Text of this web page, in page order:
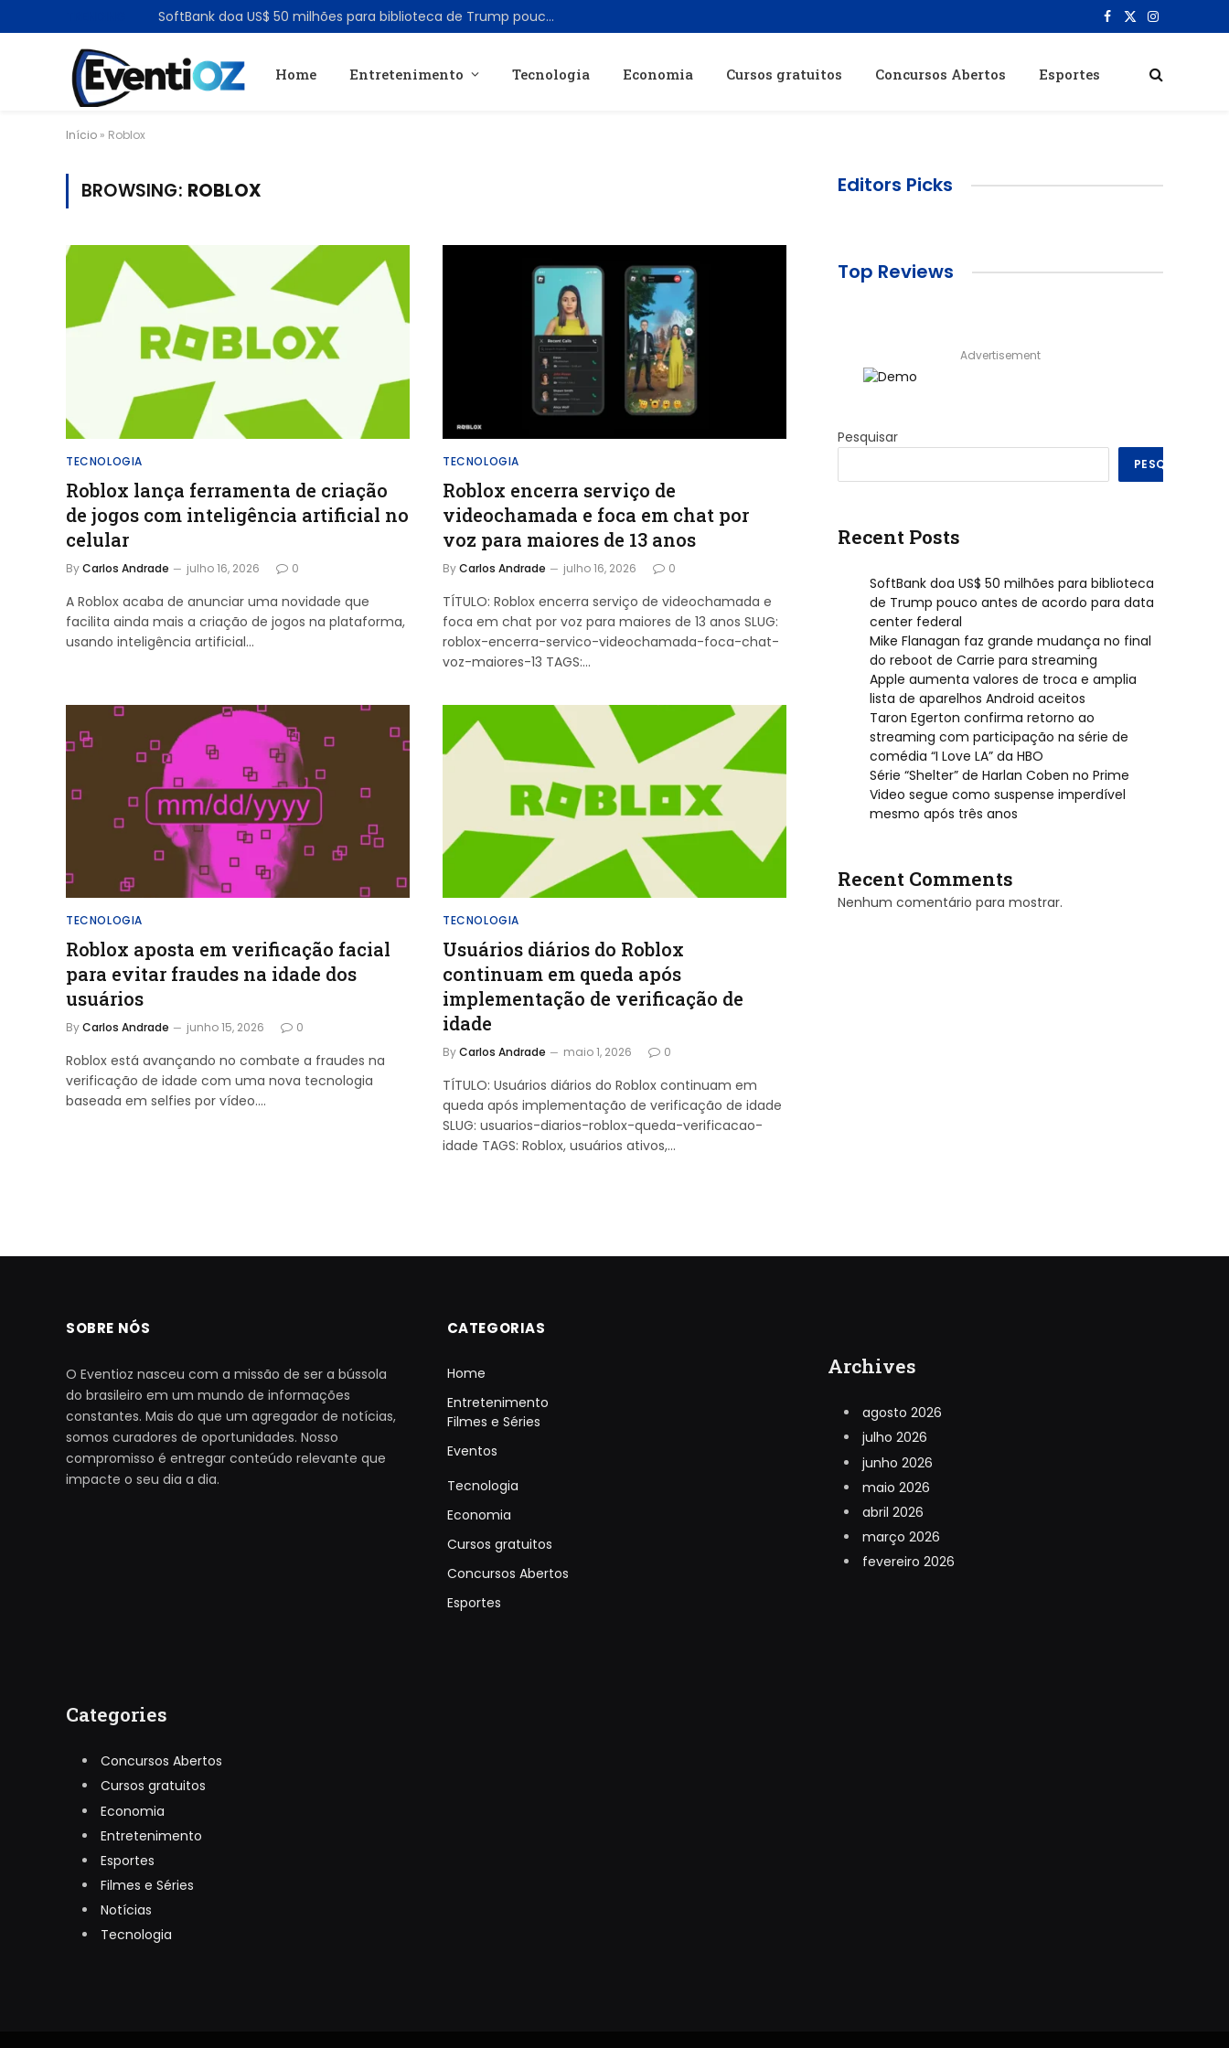
SoftBank doa US$ 50 milhões para biblioteca de Trump pouco antes de acordo para data center federal Facebook
X
Instagram
Home Entretenimento Tecnologia Economia Cursos gratuitos Concursos Abertos Esportes
Início » Roblox
BROWSING: ROBLOX
TECNOLOGIA
Roblox lança ferramenta de criação
de jogos com inteligência artificial no
celular
ByCarlos Andrade julho 16, 2026 0
A Roblox acaba de anunciar uma novidade que
facilita ainda mais a criação de jogos na plataforma,
usando inteligência artificial…
TECNOLOGIA
Roblox encerra serviço de
videochamada e foca em chat por
voz para maiores de 13 anos
ByCarlos Andrade julho 16, 2026 0
TÍTULO: Roblox encerra serviço de videochamada e
foca em chat por voz para maiores de 13 anos SLUG:
roblox-encerra-servico-videochamada-foca-chat-
voz-maiores-13 TAGS:…
TECNOLOGIA
Roblox aposta em verificação facial
para evitar fraudes na idade dos
usuários
ByCarlos Andrade junho 15, 2026 0
Roblox está avançando no combate a fraudes na
verificação de idade com uma nova tecnologia
baseada em selfies por vídeo.…
TECNOLOGIA
Usuários diários do Roblox
continuam em queda após
implementação de verificação de
idade
ByCarlos Andrade maio 1, 2026 0
TÍTULO: Usuários diários do Roblox continuam em
queda após implementação de verificação de idade
SLUG: usuarios-diarios-roblox-queda-verificacao-
idade TAGS: Roblox, usuários ativos,…
Editors Picks
Top Reviews
Advertisement
Pesquisar
PESQUISAR
Recent Posts
SoftBank doa US$ 50 milhões para biblioteca
de Trump pouco antes de acordo para data
center federal
Mike Flanagan faz grande mudança no final
do reboot de Carrie para streaming
Apple aumenta valores de troca e amplia
lista de aparelhos Android aceitos
Taron Egerton confirma retorno ao
streaming com participação na série de
comédia “I Love LA” da HBO
Série “Shelter” de Harlan Coben no Prime
Video segue como suspense imperdível
mesmo após três anos
Recent Comments
Nenhum comentário para mostrar.
SOBRE NÓS
O Eventioz nasceu com a missão de ser a bússola
do brasileiro em um mundo de informações
constantes. Mais do que um agregador de notícias,
somos curadores de oportunidades. Nosso
compromisso é entregar conteúdo relevante que
impacte o seu dia a dia.
CATEGORIAS
Home
Entretenimento
Filmes e Séries
Eventos
Tecnologia
Economia
Cursos gratuitos
Concursos Abertos
Esportes
Archives
agosto 2026
julho 2026
junho 2026
maio 2026
abril 2026
março 2026
fevereiro 2026
Categories
Concursos Abertos
Cursos gratuitos
Economia
Entretenimento
Esportes
Filmes e Séries
Notícias
Tecnologia